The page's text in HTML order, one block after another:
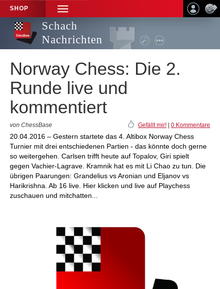
SHOP
TOGGLE
NAVIGATION
Schach
Nachrichten
Norway Chess: Die 2.
Runde live und
kommentiert
von ChessBase Gefällt mir! 0 Kommentare
20.04.2016 – Gestern startete das 4. Altibox Norway Chess
Turnier mit drei entschiedenen Partien - das könnte doch gerne
so weitergehen. Carlsen trifft heute auf Topalov, Giri spielt
gegen Vachier-Lagrave. Kramnik hat es mit Li Chao zu tun. Die
übrigen Paarungen: Grandelius vs Aronian und Eljanov vs
Harikrishna. Ab 16 live. Hier klicken und live auf Playchess
zuschauen und mitchatten...